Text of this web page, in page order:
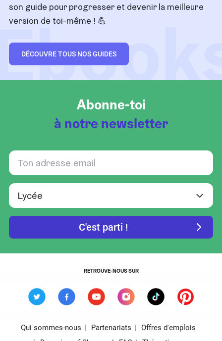
son guide pour progresser et devenir la meilleure
version de toi-même ! 💪
DÉCOUVRE TOUS NOS GUIDES
Abonne-toi
à notre newsletter
RETROUVE-NOUS SUR
Qui sommes-nous Partenariats
Offres d'emplois